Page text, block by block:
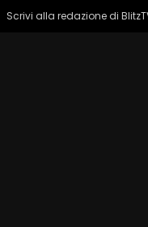
Scrivi alla redazione di